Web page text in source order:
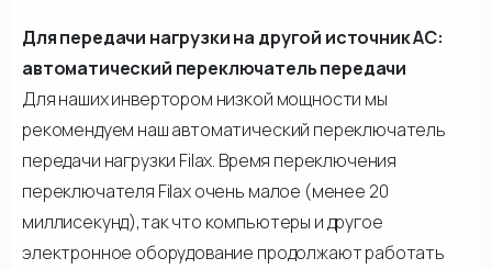
Для передачи нагрузки на другой источник АС:
автоматический переключатель передачи
Для наших инвертором низкой мощности мы
рекомендуем наш автоматический переключатель
передачи нагрузки Filax. Время переключения
переключателя Filax очень малое (менее 20
миллисекунд),так что компьютеры и другое
электронное оборудование продолжают работать